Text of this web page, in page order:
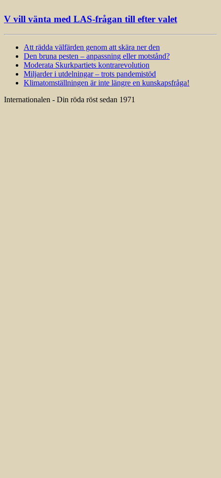
V vill vänta med LAS-frågan till efter valet
Att rädda välfärden genom att skära ner den
Den bruna pesten – anpassning eller motstånd?
Moderata Skurkpartiets kontrarevolution
Miljarder i utdelningar – trots pandemistöd
Klimatomställningen är inte längre en kunskapsfråga!
Internationalen - Din röda röst sedan 1971